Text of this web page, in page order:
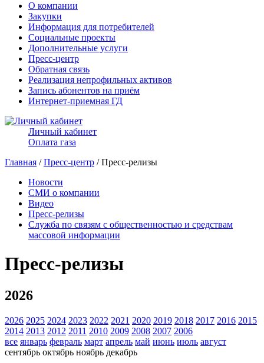
О компании
Закупки
Информация для потребителей
Социальные проекты
Дополнительные услуги
Пресс-центр
Обратная связь
Реализация непрофильных активов
Запись абонентов на приём
Интернет-приемная ГД
Личный кабинет
Оплата газа
Главная /Пресс-центр / Пресс-релизы
Новости
СМИ о компании
Видео
Пресс-релизы
Служба по связям с общественностью и средствам
массовой информации
Пресс-релизы
2026
2026 2025 2024 2023 2022 2021 2020 2019 2018 2017 2016 2015
2014 2013 2012 2011 2010 2009 2008 2007 2006
все январь февраль март апрель май июнь июль август
сентябрь октябрь ноябрь декабрь